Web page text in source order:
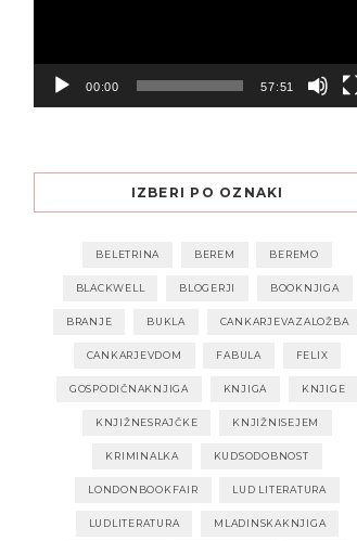
00:00 57:51
IZBERI PO OZNAKI
BELETRINA BEREM BEREMO
BLACKWELL BLOGERJI BOOKNJIGA
BRANJE BUKLA CANKARJEVAZALOŽBA
CANKARJEVDOM FABULA FELIX
GOSPODIČNAKNJIGA KNJIGA KNJIGE
KNJIŽNESRAJČKE KNJIŽNISEJEM
KRIMINALKA KUDSODOBNOST
LONDONBOOKFAIR LUD LITERATURA
LUDLITERATURA MLADINSKAKNJIGA